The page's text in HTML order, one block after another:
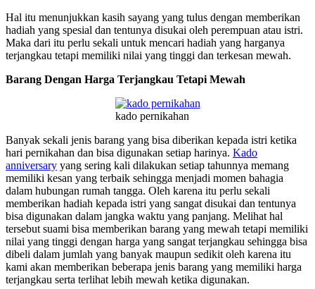
Hal itu menunjukkan kasih sayang yang tulus dengan memberikan
hadiah yang spesial dan tentunya disukai oleh perempuan atau istri.
Maka dari itu perlu sekali untuk mencari hadiah yang harganya
terjangkau tetapi memiliki nilai yang tinggi dan terkesan mewah.
Barang Dengan Harga Terjangkau Tetapi Mewah
kado pernikahan
Banyak sekali jenis barang yang bisa diberikan kepada istri ketika
hari pernikahan dan bisa digunakan setiap harinya. Kado
anniversary yang sering kali dilakukan setiap tahunnya memang
memiliki kesan yang terbaik sehingga menjadi momen bahagia
dalam hubungan rumah tangga. Oleh karena itu perlu sekali
memberikan hadiah kepada istri yang sangat disukai dan tentunya
bisa digunakan dalam jangka waktu yang panjang. Melihat hal
tersebut suami bisa memberikan barang yang mewah tetapi memiliki
nilai yang tinggi dengan harga yang sangat terjangkau sehingga bisa
dibeli dalam jumlah yang banyak maupun sedikit oleh karena itu
kami akan memberikan beberapa jenis barang yang memiliki harga
terjangkau serta terlihat lebih mewah ketika digunakan.